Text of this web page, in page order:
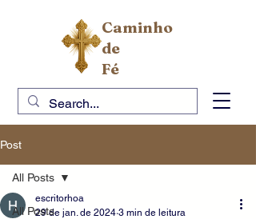
Caminho
de
Fé
Post
All Posts
All Posts
escritorhoa
29 de jan. de 2024 3 min de leitura